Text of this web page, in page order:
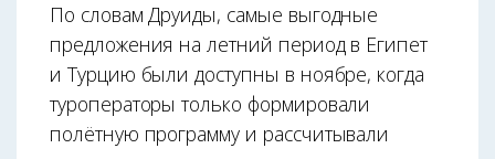
По словам Друиды, самые выгодные
предложения на летний период в Египет
и Турцию были доступны в ноябре, когда
туроператоры только формировали
полётную программу и рассчитывали